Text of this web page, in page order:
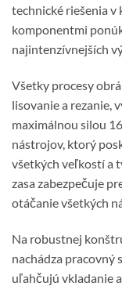
technické riešenia
komponentmi
najintenzívnejších
Všetky procesy
lisovanie a rezanie,
maximálnou silou
nástrojov, ktorý
všetkých veľkostí a
zasa zabezpečuje
otáčanie všetkých
Na robustnej
nachádza pracovný
uľahčujú vkladanie